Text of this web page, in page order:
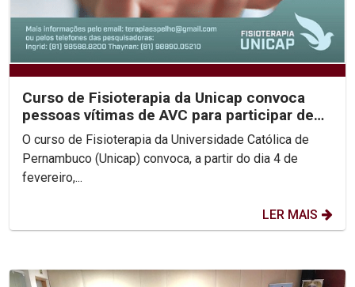
Curso de Fisioterapia da Unicap convoca
pessoas vítimas de AVC para participar de
pesquisa...
O curso de Fisioterapia da Universidade Católica de
Pernambuco (Unicap) convoca, a partir do dia 4 de
fevereiro,...
LER MAIS